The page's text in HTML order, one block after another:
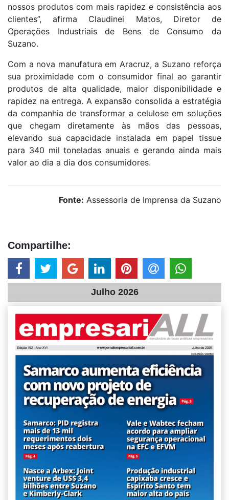
nossos produtos com mais rapidez e consistência aos
clientes”, afirma Claudinei Matos, Diretor de
Operações Industriais de Bens de Consumo da
Suzano.
Com a nova manufatura em Aracruz, a Suzano reforça
sua proximidade com o consumidor final ao garantir
produtos de alta qualidade, maior disponibilidade e
rapidez na entrega. A expansão consolida a estratégia
da companhia de transformar a celulose em soluções
que chegam diretamente às mãos das pessoas,
elevando sua capacidade instalada em papel tissue
para 340 mil toneladas anuais e gerando ainda mais
valor ao dia a dia dos consumidores.
Fonte: Assessoria de Imprensa da Suzano
Compartilhe:
Julho 2026